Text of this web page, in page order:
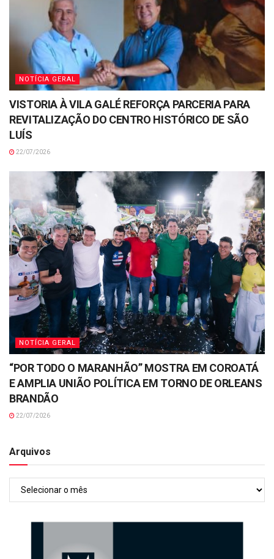
NOTÍCIA GERAL
VISTORIA À VILA GALÉ REFORÇA PARCERIA PARA
REVITALIZAÇÃO DO CENTRO HISTÓRICO DE SÃO
LUÍS
22/07/2026
NOTÍCIA GERAL
“POR TODO O MARANHÃO” MOSTRA EM COROATÁ
E AMPLIA UNIÃO POLÍTICA EM TORNO DE ORLEANS
BRANDÃO
22/07/2026
Arquivos
Arquivos